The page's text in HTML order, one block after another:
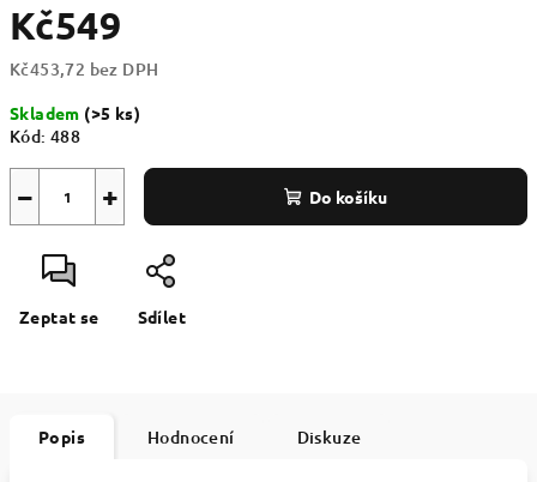
Kč549
Kč453,72 bez DPH
cena:
Skladem (>5 ks)
Kód: 488
+
− Do košíku
Zeptat se Sdílet
Popis Hodnocení Diskuze